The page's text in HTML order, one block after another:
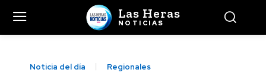
Las Heras
NOTICIAS
Noticia del día Regionales